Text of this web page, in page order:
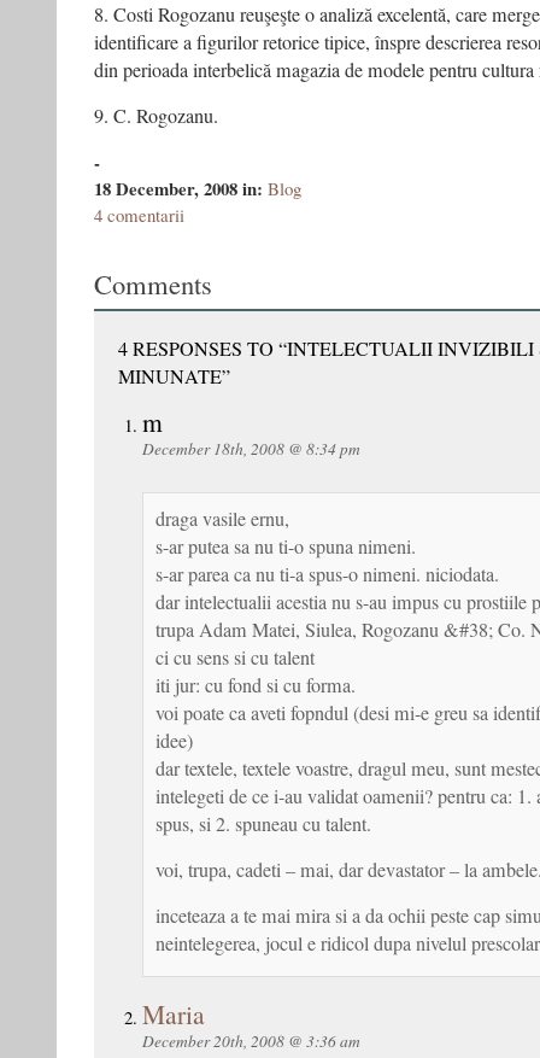
8. Costi Rogozanu reuşeşte o analiză excelentă, care
identificare a figurilor retorice tipice, înspre descrierea
din perioada interbelică magazia de modele pentru cultura
9. C. Rogozanu.
-
18 December, 2008in: Blog
4 comentarii
Comments
4 RESPONSES TO “INTELECTUALII
MINUNATE”
m
December 18th, 2008 @ 8:34 pm
draga vasile ernu,
s-ar putea sa nu ti-o spuna nimeni.
s-ar parea ca nu ti-a spus-o nimeni. niciodata.
dar intelectualii acestia nu s-au impus cu prostiile
trupa Adam Matei, Siulea, Rogozanu &#38; Co.
ci cu sens si cu talent
iti jur: cu fond si cu forma.
voi poate ca aveti fopndul (desi mi-e greu sa
idee)
dar textele, textele voastre, dragul meu, sunt
intelegeti de ce i-au validat oamenii? pentru ca: 1.
spus, si 2. spuneau cu talent.
voi, trupa, cadeti – mai, dar devastator – la
inceteaza a te mai mira si a da ochii peste cap
neintelegerea, jocul e ridicol dupa nivelul
Maria
December 20th, 2008 @ 3:36 am